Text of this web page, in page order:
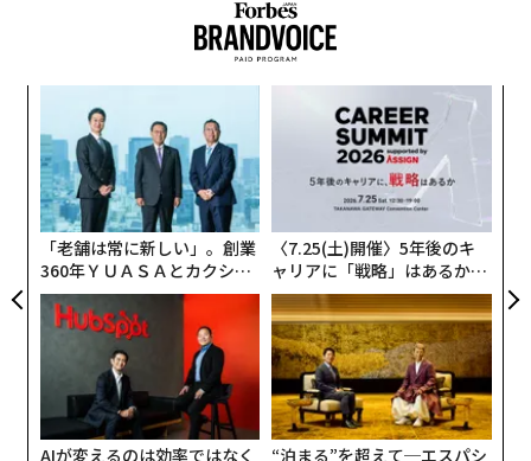
「老舗は常に新しい」。創業
360年ＹＵＡＳＡとカクシン
CEO田尻望が語る、AIを超え
る人の価値
〈7.25(土)開催〉5年後のキ
ャリアに「戦略」はあるか。
トップエグゼクティブのキャ
リアに触れる1日│CAREER S
UMMIT 2026
AIが変えるのは効率ではなく “泊まる”を超えて─エスパシ